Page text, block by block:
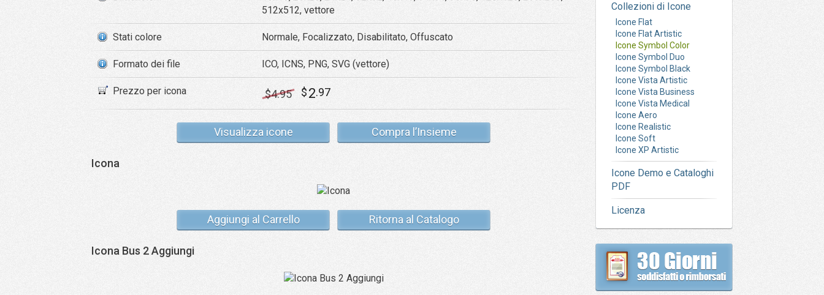
512x512, vettore
Stati colore Normale, Focalizzato, Disabilitato, Offuscato
Formato dei file ICO, ICNS, PNG, SVG (vettore)
Prezzo per icona $4.95 $2.97
Visualizza icone Compra l’Insieme
Icona
Aggiungi al Carrello Ritorna al Catalogo
Icona Bus 2 Aggiungi
Collezioni di Icone
Icone Flat
Icone Flat Artistic
Icone Symbol Color
Icone Symbol Duo
Icone Symbol Black
Icone Vista Artistic
Icone Vista Business
Icone Vista Medical
Icone Aero
Icone Realistic
Icone Soft
Icone XP Artistic
Icone Demo e Cataloghi
PDF
Licenza